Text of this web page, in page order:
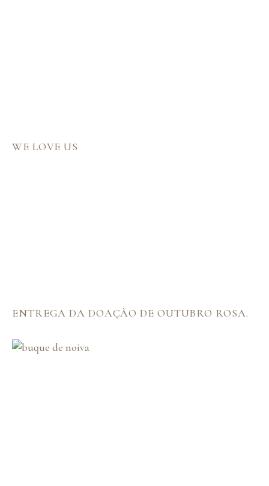
WE LOVE US
ENTREGA DA DOAÇÃO DE OUTUBRO ROSA.